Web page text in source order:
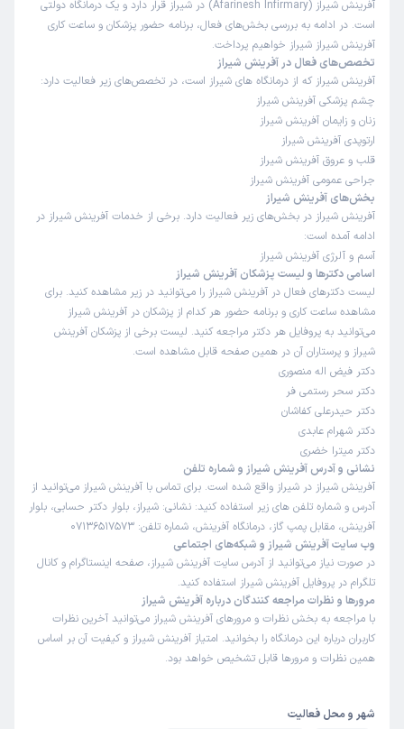
دکتر رضا وفادار
علت مراجعه : انگشت من شکسته بود و گفتند عکس بگیر و بیار. بعد از
شدت پزشک بی سوادی هستند‌
تعرفه مناسب
کاربر دکترتو
اینپزشکرا پیشنهاد میکنم
زمان انتظار:0-15 دقیقه
عالی
دکتر عبداله غافری علت مراجعه : ام آر آی از سر
برخورد مناسب
پذیرش خوب
امیر محمد
(
1405/05/01
این پزشک
را پیشنهاد میکنم
زمان انتظار: 15-45 دقیقه
همه چیز خوب وعالی
دکتر عبداله غافری علت مراجعه : مشکل دست
برخورد مناسب توضیحات کافی
آفرینش شیراز (Afarinesh Infirmary) در شیراز قرار دارد و یک درمانگاه دولتی
است. در ادامه به بررسی بخش‌های فعال، برنامه حضور پزشکان و ساعت کاری
آفرینش شیراز شیراز خواهیم پرداخت.
تخصص‌های فعال در آفرینش شیراز
آفرینش شیراز که از درمانگاه های شیراز است، در تخصص‌های زیر فعالیت دارد:
چشم پزشکی آفرینش شیراز
زنان و زایمان آفرینش شیراز
ارتوپدی آفرینش شیراز
قلب و عروق آفرینش شیراز
جراحی عمومی آفرینش شیراز
بخش‌های آفرینش شیراز
آفرینش شیراز در بخش‌های زیر فعالیت دارد. برخی از خدمات آفرینش شیراز در
ادامه آمده است:
آسم و آلرژی آفرینش شیراز
اسامی دکترها و لیست پزشکان آفرینش شیراز
لیست دکترهای فعال در آفرینش شیراز را می‌توانید در زیر مشاهده کنید. برای
مشاهده ساعت کاری و برنامه حضور هر کدام از پزشکان در آفرینش شیراز
می‌توانید به پروفایل هر دکتر مراجعه کنید. لیست برخی از پزشکان آفرینش
شیراز و پرستاران آن در همین صفحه قابل مشاهده است.
دکتر فیض اله منصوری
دکتر سحر رستمی فر
دکتر حیدرعلی کفاشان
دکتر شهرام عابدی
دکتر میترا خضری
نشانی و آدرس آفرینش شیراز و شماره تلفن
آفرینش شیراز در شیراز واقع شده است. برای تماس با آفرینش شیراز می‌توانید از
آدرس و شماره تلفن های زیر استفاده کنید: نشانی: شیراز، بلوار دکتر حسابی، بلوار
آفرینش، مقابل پمپ گاز، درمانگاه آفرینش، شماره تلفن: 07136517573
وب سایت آفرینش شیراز و شبکه‌های اجتماعی
در صورت نیاز می‌توانید از آدرس سایت آفرینش شیراز، صفحه اینستاگرام و کانال
تلگرام در پروفایل آفرینش شیراز استفاده کنید.
مرورها و نظرات مراجعه کنندگان درباره آفرینش شیراز
با مراجعه به بخش نظرات و مرورهای آفرینش شیراز می‌توانید آخرین نظرات
کاربران درباره این درمانگاه را بخوانید. امتیاز آفرینش شیراز و کیفیت آن بر اساس
همین نظرات و مرورها قابل تشخیص خواهد بود.
شهر و محل فعالیت